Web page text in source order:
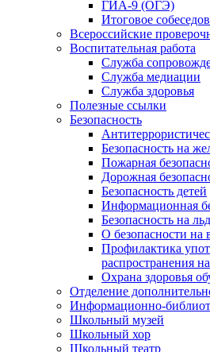
ГИА-9 (ОГЭ)
Итоговое
Всероссийские
Воспитательная работа
Служба
Служба медиации
Служба здоровья
Полезные ссылки
Безопасность
Безопасность на
Пожарная
Дорожная
Безопасность детей
Информационная
Безопасность на
О безопасности на
Профилактика
распространения
Охрана здоровья
Отделение
Информационно-
Школьный музей
Школьный хор
Школьный театр